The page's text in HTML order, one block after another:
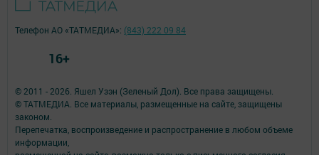
© 2011 - 2026. Яшел Узэн (Зеленый Дол). Все права защищены.
© ТАТМЕДИА. Все материалы, размещенные на сайте, защищены
законом.
Перепечатка, воспроизведение и распространение в любом объеме
информации,
Телефон АО «ТАТМЕДИА»: (843) 222 09 84
16+